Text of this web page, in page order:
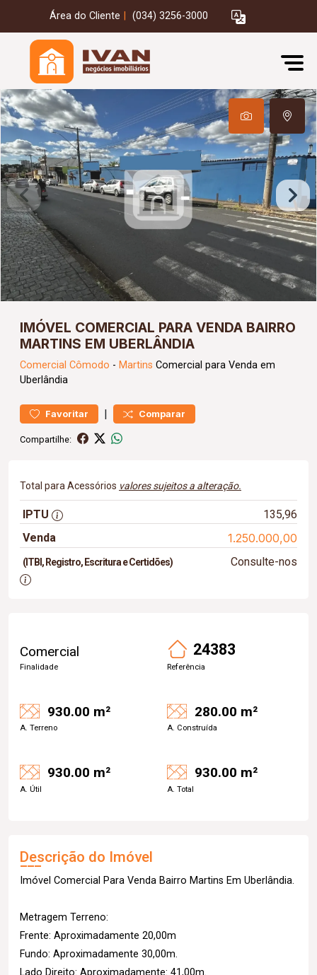
Área do Cliente (034) 3256-3000
IMÓVEL COMERCIAL PARA VENDA BAIRRO
MARTINS EM UBERLÂNDIA
Comercial Cômodo - Martins Comercial para Venda em
Uberlândia
Favoritar | Comparar
Compartilhe:
Total para Acessórios valores sujeitos a alteração.
IPTU
135,96
Venda
1.250.000,00
(ITBI, Registro, Escritura e Certidões) Consulte-nos
Comercial
Finalidade
24383
Referência
930.00 m²
A. Terreno
280.00 m²
A. Construída
930.00 m²
A. Útil
930.00 m²
A. Total
Descrição do Imóvel
Imóvel Comercial Para Venda Bairro Martins Em Uberlândia.
Metragem Terreno:
Frente: Aproximadamente 20,00m
Fundo: Aproximadamente 30,00m.
Lado Direito: Aproximadamente: 41,00m.